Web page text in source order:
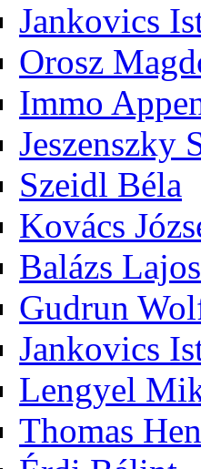
Jan­ko­vics
Orosz
Im­mo
Je­szensz­ky
Szeidl Bé­la
Ko­vács
Ba­lázs La­jos
Gud­run
Jan­ko­vics
Len­gyel
Tho­mas